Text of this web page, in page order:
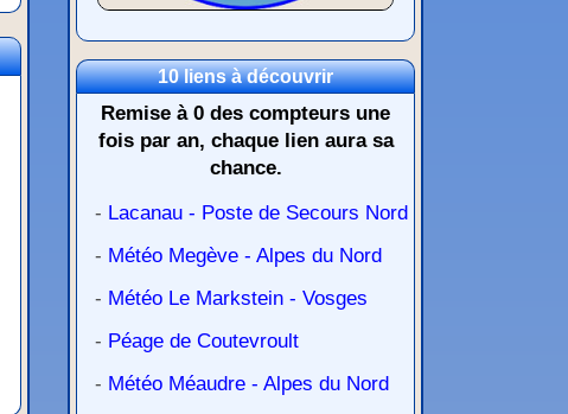
10 liens à découvrir
Remise à 0 des compteurs une
fois par an, chaque lien aura sa
chance.
- Lacanau - Poste de Secours Nord
- Météo Megève - Alpes du Nord
- Météo Le Markstein - Vosges
- Péage de Coutevroult
- Météo Méaudre - Alpes du Nord